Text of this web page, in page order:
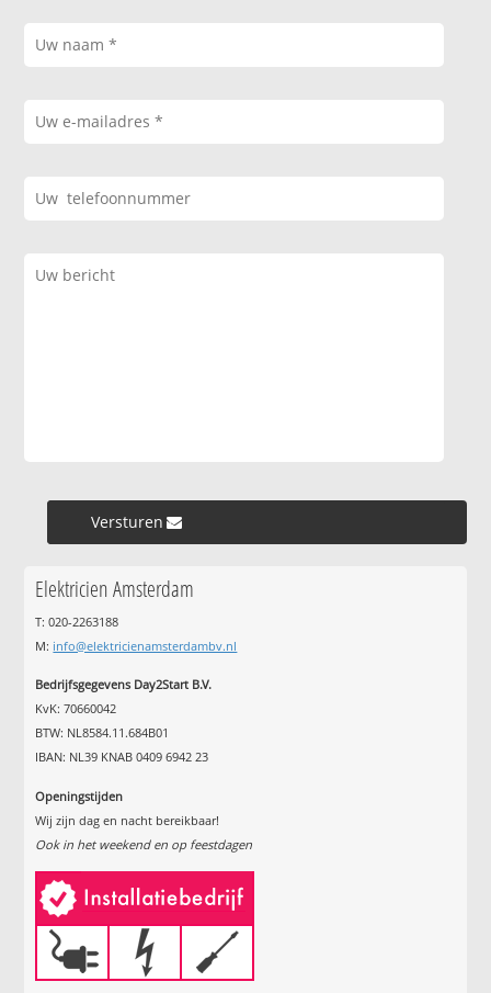
Versturen »
Elektricien Amsterdam
T: 020-2263188
M: info@elektricienamsterdambv.nl
Bedrijfsgegevens Day2Start B.V.
KvK: 70660042
BTW: NL8584.11.684B01
IBAN: NL39 KNAB 0409 6942 23
Openingstijden
Wij zijn dag en nacht bereikbaar!
Ook in het weekend en op feestdagen